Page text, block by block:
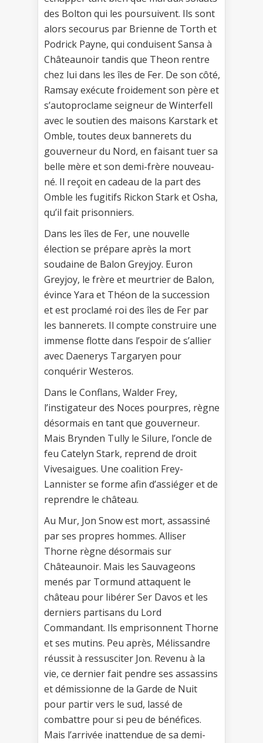
des Bolton qui les poursuivent. Ils sont
alors secourus par Brienne de Torth et
Podrick Payne, qui conduisent Sansa à
Châteaunoir tandis que Theon rentre
chez lui dans les îles de Fer. De son côté,
Ramsay exécute froidement son père et
s’autoproclame seigneur de Winterfell
avec le soutien des maisons Karstark et
Omble, toutes deux bannerets du
gouverneur du Nord, en faisant tuer sa
belle mère et son demi-frère nouveau-
né. Il reçoit en cadeau de la part des
Omble les fugitifs Rickon Stark et Osha,
qu’il fait prisonniers.
Dans les îles de Fer, une nouvelle
élection se prépare après la mort
soudaine de Balon Greyjoy. Euron
Greyjoy, le frère et meurtrier de Balon,
évince Yara et Théon de la succession
et est proclamé roi des îles de Fer par
les bannerets. Il compte construire une
immense flotte dans l’espoir de s’allier
avec Daenerys Targaryen pour
conquérir Westeros.
Dans le Conflans, Walder Frey,
l’instigateur des Noces pourpres, règne
désormais en tant que gouverneur.
Mais Brynden Tully le Silure, l’oncle de
feu Catelyn Stark, reprend de droit
Vivesaigues. Une coalition Frey-
Lannister se forme afin d’assiéger et de
reprendre le château.
Au Mur, Jon Snow est mort, assassiné
par ses propres hommes. Alliser
Thorne règne désormais sur
Châteaunoir. Mais les Sauvageons
menés par Tormund attaquent le
château pour libérer Ser Davos et les
derniers partisans du Lord
Commandant. Ils emprisonnent Thorne
et ses mutins. Peu après, Mélissandre
réussit à ressusciter Jon. Revenu à la
vie, ce dernier fait pendre ses assassins
et démissionne de la Garde de Nuit
pour partir vers le sud, lassé de
combattre pour si peu de bénéfices.
Mais l’arrivée inattendue de sa demi-